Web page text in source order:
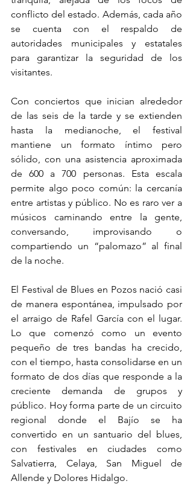
conflicto del estado. Además, cada año
se cuenta con el respaldo de
autoridades municipales y estatales
para garantizar la seguridad de los
visitantes.
Con conciertos que inician alrededor
de las seis de la tarde y se extienden
hasta la medianoche, el festival
mantiene un formato íntimo pero
sólido, con una asistencia aproximada
de 600 a 700 personas. Esta escala
permite algo poco común: la cercanía
entre artistas y público. No es raro ver a
músicos caminando entre la gente,
conversando, improvisando o
compartiendo un “palomazo” al final
de la noche.
El Festival de Blues en Pozos nació casi
de manera espontánea, impulsado por
el arraigo de Rafel García con el lugar.
Lo que comenzó como un evento
pequeño de tres bandas ha crecido,
con el tiempo, hasta consolidarse en un
formato de dos días que responde a la
creciente demanda de grupos y
público. Hoy forma parte de un circuito
regional donde el Bajío se ha
convertido en un santuario del blues,
con festivales en ciudades como
Salvatierra, Celaya, San Miguel de
Allende y Dolores Hidalgo.